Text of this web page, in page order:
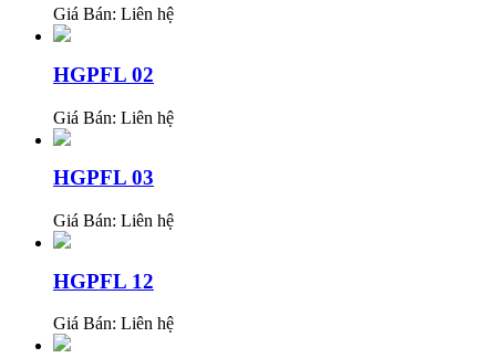
Giá Bán: Liên hệ
HGPFL 02
Giá Bán: Liên hệ
HGPFL 03
Giá Bán: Liên hệ
HGPFL 12
Giá Bán: Liên hệ